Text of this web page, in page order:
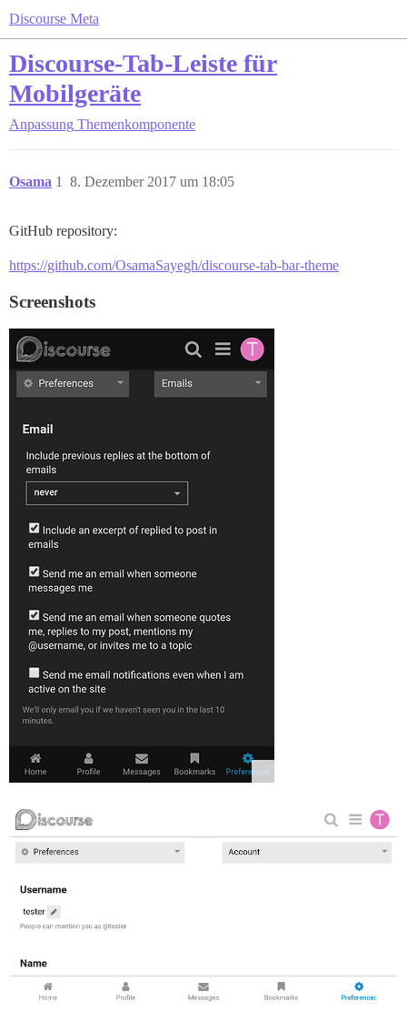
Discourse Meta
Discourse-Tab-Leiste für
Mobilgeräte
Anpassung Themenkomponente
Osama 8. Dezember 2017 um 18:05
1
GitHub repository:
https://github.com/OsamaSayegh/discourse-tab-bar-theme
Screenshots